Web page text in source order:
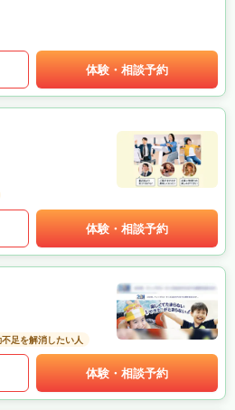
体験・相談予約
体験・相談予約
足を解消したい人
体験・相談予約